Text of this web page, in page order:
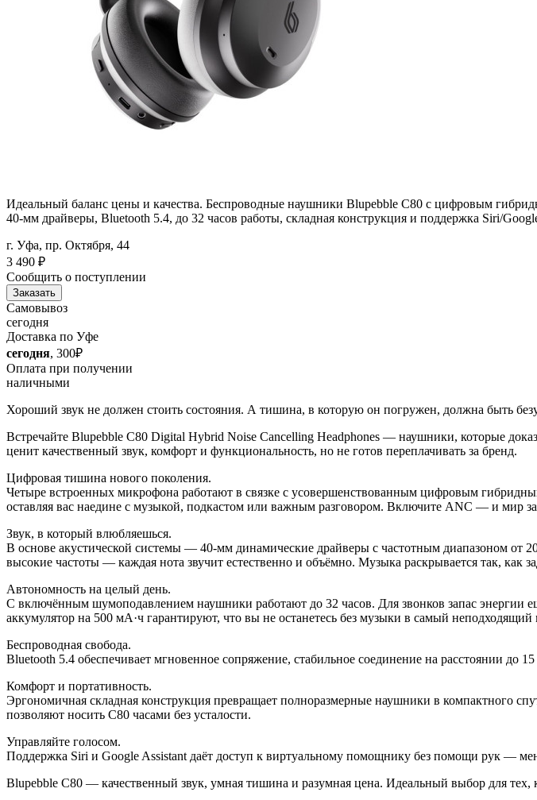
Идеальный баланс цены и качества. Беспроводные наушники Blupebble C80 с цифровым
40-мм драйверы, Bluetooth 5.4, до 32 часов работы, складная конструкция и поддержка Siri/
г. Уфа, пр. Октября, 44
3 490 ₽
Сообщить о поступлении
Заказать
Самовывоз
сегодня
Доставка по Уфе
сегодня, 300₽
Оплата при получении
наличными
Хороший звук не должен стоить состояния. А тишина, в которую он погружен, должна быть
Встречайте Blupebble C80 Digital Hybrid Noise Cancelling Headphones — наушники, которые
ценит качественный звук, комфорт и функциональность, но не готов переплачивать за бренд.
Цифровая тишина нового поколения.
Четыре встроенных микрофона работают в связке с усовершенствованным цифровым
оставляя вас наедине с музыкой, подкастом или важным разговором. Включите ANC — и мир
Звук, в который влюбляешься.
В основе акустической системы — 40-мм динамические драйверы с частотным диапазоном от
высокие частоты — каждая нота звучит естественно и объёмно. Музыка раскрывается так, как
Автономность на целый день.
С включённым шумоподавлением наушники работают до 32 часов. Для звонков запас
аккумулятор на 500 мА·ч гарантируют, что вы не останетесь без музыки в самый неподходящий
Беспроводная свобода.
Bluetooth 5.4 обеспечивает мгновенное сопряжение, стабильное соединение на расстоянии
Комфорт и портативность.
Эргономичная складная конструкция превращает полноразмерные наушники в компактного
позволяют носить C80 часами без усталости.
Управляйте голосом.
Поддержка Siri и Google Assistant даёт доступ к виртуальному помощнику без помощи рук —
Blupebble C80 — качественный звук, умная тишина и разумная цена. Идеальный выбор для тех,